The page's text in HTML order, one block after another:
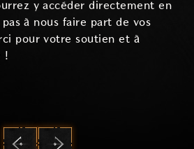
y accéder directement en
à nous faire part de vos
pour votre soutien et à
!